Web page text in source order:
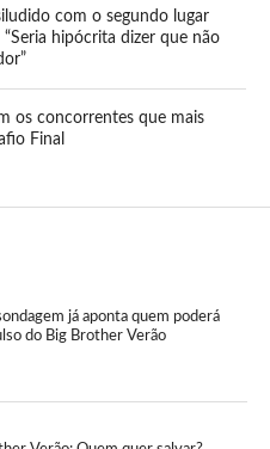
com o segundo lugar
hipócrita dizer que não
os concorrentes que mais
Final
já aponta quem poderá
do Big Brother Verão